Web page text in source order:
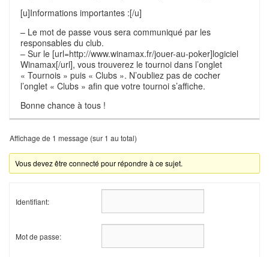
[u]Informations importantes :[/u]
– Le mot de passe vous sera communiqué par les
responsables du club.
– Sur le [url=http://www.winamax.fr/jouer-au-poker]logiciel
Winamax[/url], vous trouverez le tournoi dans l’onglet
« Tournois » puis « Clubs ». N’oubliez pas de cocher
l’onglet « Clubs » afin que votre tournoi s’affiche.
Bonne chance à tous !
Affichage de 1 message (sur 1 au total)
Vous devez être connecté pour répondre à ce sujet.
Identifiant:
Mot de passe: